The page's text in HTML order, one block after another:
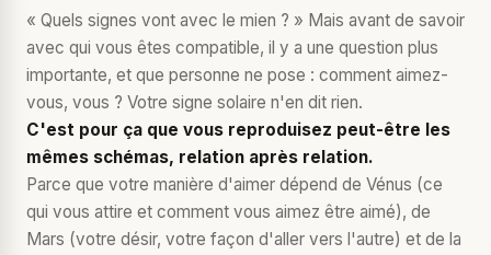
« Quels signes vont avec le mien ? » Mais avant de savoir
avec qui vous êtes compatible, il y a une question plus
importante, et que personne ne pose : comment aimez-
vous, vous ? Votre signe solaire n'en dit rien.
C'est pour ça que vous reproduisez peut-être les
mêmes schémas, relation après relation.
Parce que votre manière d'aimer dépend de Vénus (ce
qui vous attire et comment vous aimez être aimé), de
Mars (votre désir, votre façon d'aller vers l'autre) et de la